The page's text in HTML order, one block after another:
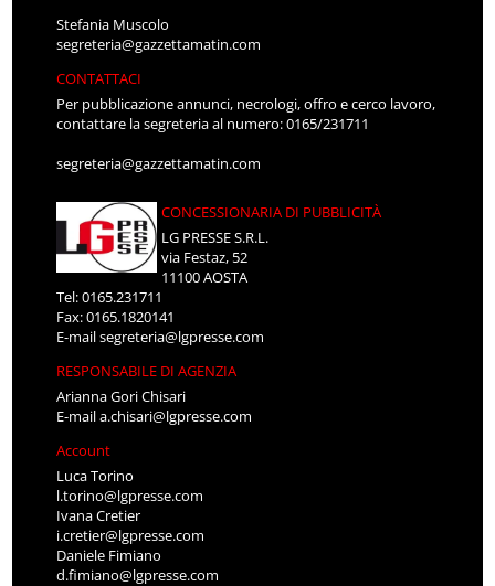
Stefania Muscolo
segreteria@gazzettamatin.com
CONTATTACI
Per pubblicazione annunci, necrologi, offro e cerco lavoro,
contattare la segreteria al numero: 0165/231711
segreteria@gazzettamatin.com
CONCESSIONARIA DI PUBBLICITÀ
LG PRESSE S.R.L.
via Festaz, 52
11100 AOSTA
Tel: 0165.231711
Fax: 0165.1820141
E-mailsegreteria@lgpresse.com
RESPONSABILE DI AGENZIA
Arianna Gori Chisari
E-maila.chisari@lgpresse.com
Account
Luca Torino
l.torino@lgpresse.com
Ivana Cretier
i.cretier@lgpresse.com
Daniele Fimiano
d.fimiano@lgpresse.com